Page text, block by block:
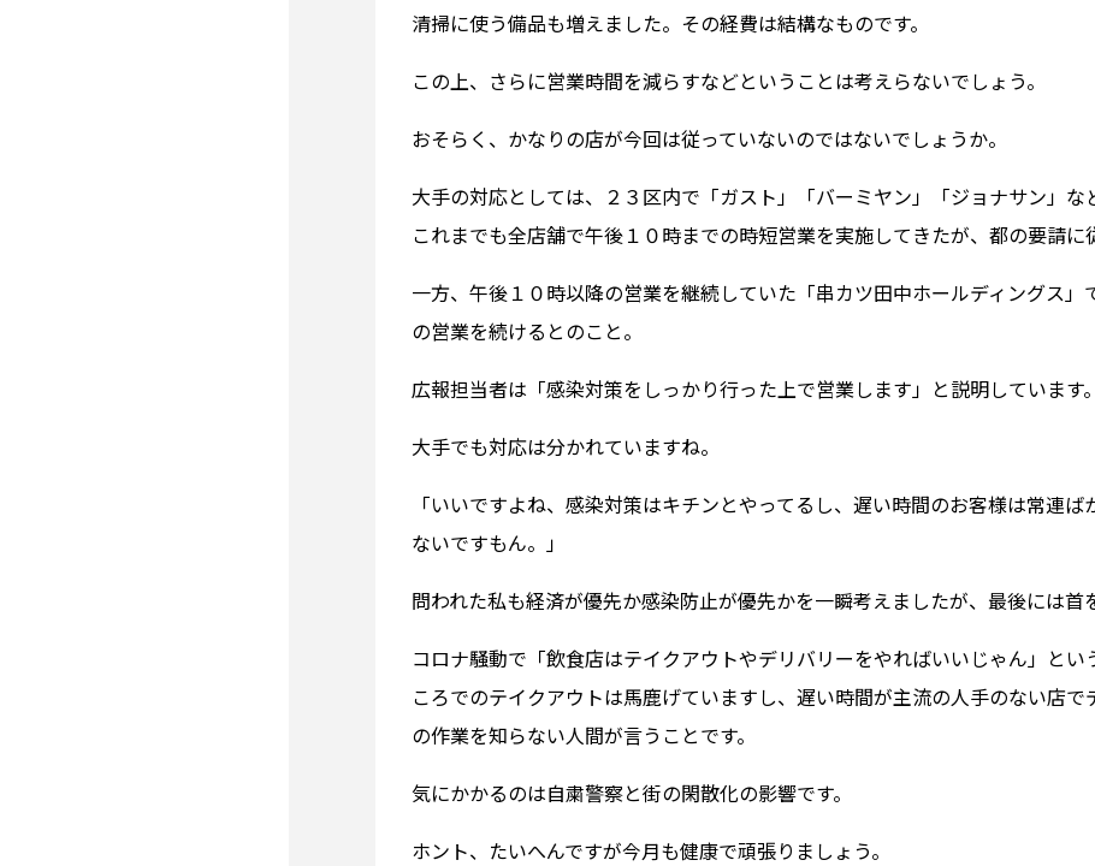
清掃に使う備品も増えました。その経費は結構なものです。
この上、さらに営業時間を減らすなどということは考えらないでしょう。
おそらく、かなりの店が今回は従っていないのではないでしょうか。
大手の対応としては、２３区内で「ガスト」「バーミヤン」「ジョナサン」な
これまでも全店舗で午後１０時までの時短営業を実施してきたが、都の要請に
一方、午後１０時以降の営業を継続していた「串カツ田中ホールディングス
の営業を続けるとのこと。
広報担当者は「感染対策をしっかり行った上で営業します」と説明しています。
大手でも対応は分かれていますね。
「いいですよね、感染対策はキチンとやってるし、遅い時間のお客様は常連
ないですもん。」
問われた私も経済が優先か感染防止が優先かを一瞬考えましたが、最後には首
コロナ騒動で「飲食店はテイクアウトやデリバリーをやればいいじゃん」と
ころでのテイクアウトは馬鹿げていますし、遅い時間が主流の人手のない店
の作業を知らない人間が言うことです。
気にかかるのは自粛警察と街の閑散化の影響です。
ホント、たいへんですが今月も健康で頑張りましょう。